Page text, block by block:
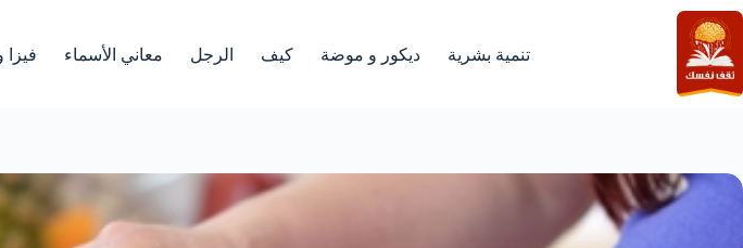
التجاوز
إلى
المحتوى
تنمية بشرية ديكور و موضة كيف الرجل معاني الأسماء فيزا